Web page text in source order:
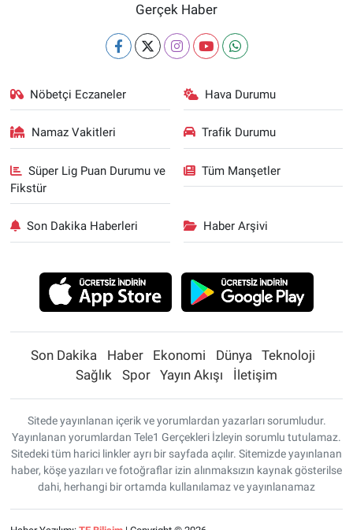
Gerçek Haber
Nöbetçi Eczaneler Hava Durumu
Namaz Vakitleri Trafik Durumu
Süper Lig Puan Durumu ve
Fikstür
Tüm Manşetler
Son Dakika Haberleri Haber Arşivi
Son Dakika Haber Ekonomi Dünya
Teknoloji
Sağlık
Spor Yayın Akışı İletişim
Sitede yayınlanan içerik ve yorumlardan yazarları sorumludur.
Yayınlanan yorumlardan Tele1 Gerçekleri İzleyin sorumlu tutulamaz.
Sitedeki tüm harici linkler ayrı bir sayfada açılır. Sitemizde yayınlanan
haber, köşe yazıları ve fotoğraflar izin alınmaksızın kaynak gösterilse
dahi, herhangi bir ortamda kullanılamaz ve yayınlanamaz